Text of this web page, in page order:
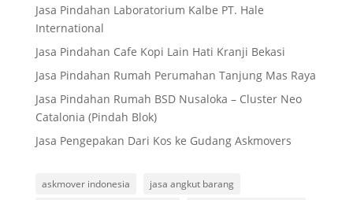
Jasa Pindahan Laboratorium Kalbe PT. Hale
International
Jasa Pindahan Cafe Kopi Lain Hati Kranji Bekasi
Jasa Pindahan Rumah Perumahan Tanjung Mas Raya
Jasa Pindahan Rumah BSD Nusaloka – Cluster Neo
Catalonia (Pindah Blok)
Jasa Pengepakan Dari Kos ke Gudang Askmovers
askmover indonesia
jasa angkut barang